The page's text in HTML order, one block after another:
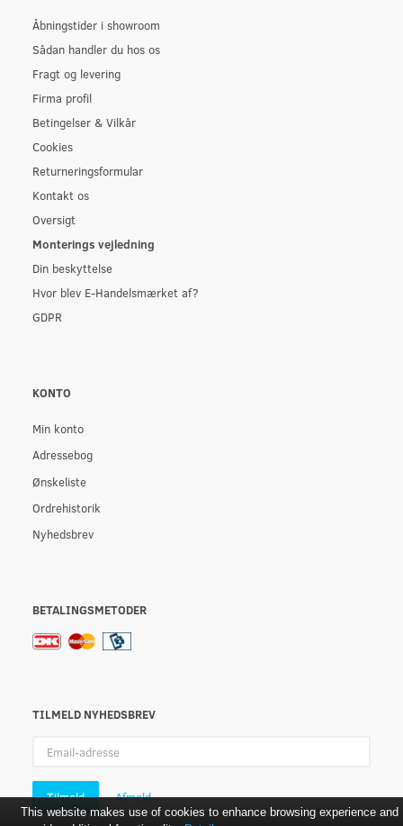
Åbningstider i showroom
Sådan handler du hos os
Fragt og levering
Firma profil
Betingelser & Vilkår
Cookies
Returneringsformular
Kontakt os
Oversigt
Monterings vejledning
Din beskyttelse
Hvor blev E-Handelsmærket af?
GDPR
KONTO
Min konto
Adressebog
Ønskeliste
Ordrehistorik
Nyhedsbrev
BETALINGSMETODER
TILMELD NYHEDSBREV
adresse
Tilmeld Afmeld
This website makes use of cookies to enhance browsing experience and